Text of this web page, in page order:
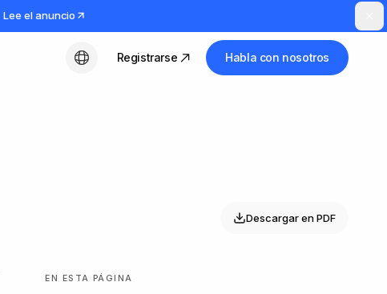
Lee el anuncio
Español
Registrarse Habla con nosotros
Descargar en PDF
EN ESTA PÁGINA